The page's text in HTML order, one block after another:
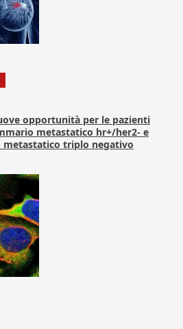
opportunità per le pazienti
metastatico hr+/her2- e
metastatico triplo negativo